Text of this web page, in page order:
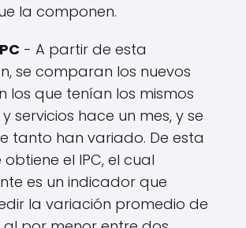
la componen.
- A partir de esta
se comparan los nuevos
los que tenían los mismos
servicios hace un mes, y se
tanto han variado. De esta
el IPC, el cual
es un indicador que
la variación promedio de